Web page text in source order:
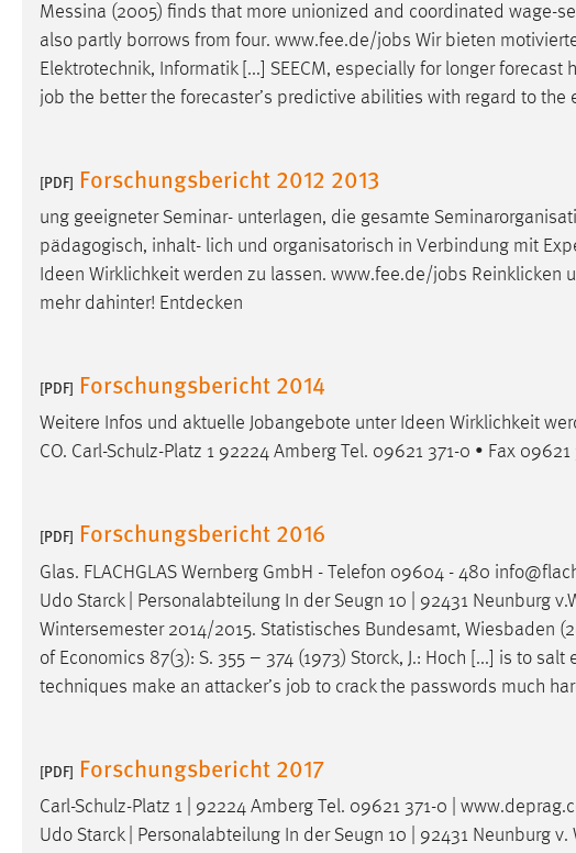
Messina (2005) finds that more unionized and coordinated wage-
also partly borrows from four. www.fee.de/jobs Wir bieten
Elektrotechnik, Informatik [...] SEECM, especially for longer
job the better the forecaster’s predictive abilities with regard to the
[PDF] Forschungsbericht 2012 2013
ung geeigneter Seminar- unterlagen, die gesamte
pädagogisch, inhalt- lich und organisatorisch in Verbindung mit
Ideen Wirklichkeit werden zu lassen. www.fee.de/jobs Reinklicken
mehr dahinter! Entdecken
[PDF] Forschungsbericht 2014
Weitere Infos und aktuelle Jobangebote unter Ideen Wirklichkeit
CO. Carl-Schulz-Platz 1 92224 Amberg Tel. 09621 371-0 • Fax 09621
[PDF] Forschungsbericht 2016
Glas. FLACHGLAS Wernberg GmbH - Telefon 09604 - 480
Udo Starck | Personalabteilung In der Seugn 10 | 92431 Neunburg
Wintersemester 2014/2015. Statistisches Bundesamt, Wiesbaden
of Economics 87(3): S. 355 – 374 (1973) Storck, J.: Hoch [...] is to
techniques make an attacker’s job to crack the passwords much
[PDF] Forschungsbericht 2017
Carl-Schulz-Platz 1 | 92224 Amberg Tel. 09621 371-0 |
Udo Starck | Personalabteilung In der Seugn 10 | 92431 Neunburg v.
style-5e9dbeb1811c0446 =
Sitzungslaufzeit, mibew_locale = 3
Zweck:
Dieser Cookie ist notwendig um sich an
der Website einloggen zu können.
Cookie Laufzeit: 24 Stunden
Statistik Cookies erfassen Informationen anonym.
Diese Informationen helfen uns zu verstehen, wie
unsere Besucher unsere Website nutzen.
Name: _pk_ref, _pk_cvar, _pk_id, _pk_ses
Zweck: Zugriffsstatistik
Cookie Laufzeit: Max. 13 Monate
verwendet, um personalisierte Werbung anzuzeigen.
Sie tun dies, indem sie Besucher über Websites
hinweg verfolgen.